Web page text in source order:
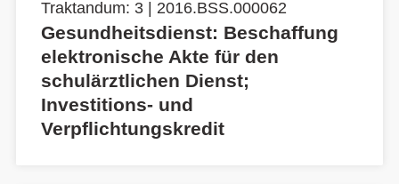
Traktandum: 3 | 2016.BSS.000062
Gesundheitsdienst: Beschaffung
elektronische Akte für den
schulärztlichen Dienst;
Investitions- und
Verpflichtungskredit